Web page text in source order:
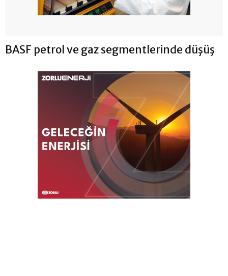
BASF petrol ve gaz segmentlerinde düşüş